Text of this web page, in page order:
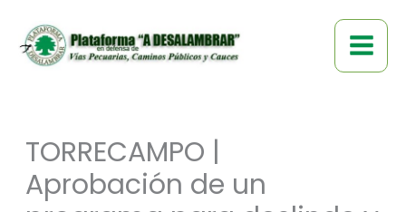
contenido
TORRECAMPO |
Aprobación de un